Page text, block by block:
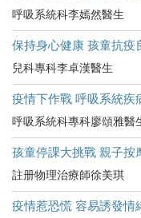
呼吸系統科李嫣然醫生
保持身心健康 孩童抗疫
兒科專科李卓漢醫生
疫情下作戰 呼吸系統疾
呼吸系統科專科廖頌雅醫
孩童停課大挑戰 親子按
註册物理治療師徐美琪
疫情惹恐慌 容易誘發情